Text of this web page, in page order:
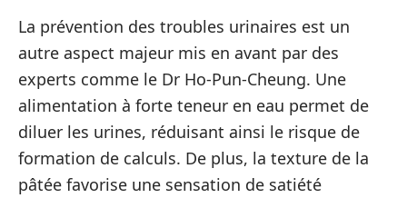
La prévention des troubles urinaires est un
autre aspect majeur mis en avant par des
experts comme le Dr Ho-Pun-Cheung. Une
alimentation à forte teneur en eau permet de
diluer les urines, réduisant ainsi le risque de
formation de calculs. De plus, la texture de la
pâtée favorise une sensation de satiété